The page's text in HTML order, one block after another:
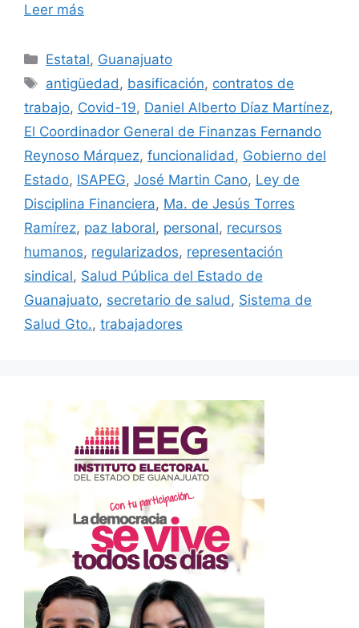
Leer más
Categorías
Estatal, Guanajuato
Etiquetas
antigüedad, basificación, contratos de
trabajo, Covid-19, Daniel Alberto Díaz Martínez,
El Coordinador General de Finanzas Fernando
Reynoso Márquez, funcionalidad, Gobierno del
Estado, ISAPEG, José Martin Cano, Ley de
Disciplina Financiera, Ma. de Jesús Torres
Ramírez, paz laboral, personal, recursos
humanos, regularizados, representación
sindical, Salud Pública del Estado de
Guanajuato, secretario de salud, Sistema de
Salud Gto., trabajadores